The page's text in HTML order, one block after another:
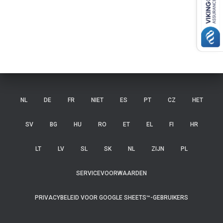
NL DE FR NIET ES PT CZ HET
SV BG HU RO ET EL FI HR
LT LV SL SK NL ZIJN PL
SERVICEVOORWAARDEN
PRIVACYBELEID VOOR GOOGLE SHEETS™-GEBRUIKERS